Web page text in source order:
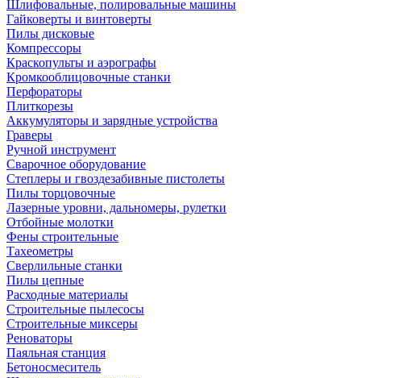
Шлифовальные, полировальные машины
Гайковерты и винтоверты
Пилы дисковые
Компрессоры
Краскопульты и аэрографы
Кромкооблицовочные станки
Перфораторы
Плиткорезы
Аккумуляторы и зарядные устройства
Граверы
Ручной инструмент
Сварочное оборудование
Степлеры и гвоздезабивные пистолеты
Пилы торцовочные
Лазерные уровни, дальномеры, рулетки
Отбойные молотки
Фены строительные
Тахеометры
Сверлильные станки
Пилы цепные
Расходные материалы
Строительные пылесосы
Строительные миксеры
Реноваторы
Паяльная станция
Бетоносмеситель